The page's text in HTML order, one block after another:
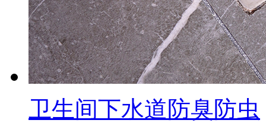
卫生间下水道防臭防虫